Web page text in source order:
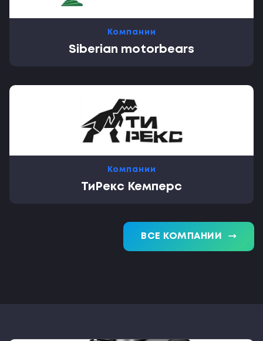
Компании
Siberian motorbears
Компании
ТиРекс Кемперс
ВСЕ КОМПАНИИ trending_flat